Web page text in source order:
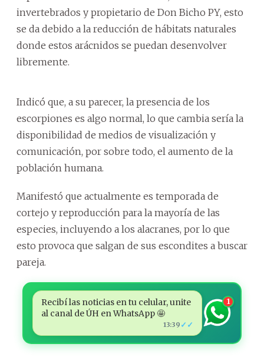
invertebrados y propietario de Don Bicho PY, esto
se da debido a la reducción de hábitats naturales
donde estos arácnidos se puedan desenvolver
libremente.
Indicó que, a su parecer, la presencia de los
escorpiones es algo normal, lo que cambia sería la
disponibilidad de medios de visualización y
comunicación, por sobre todo, el aumento de la
población humana.
Manifestó que actualmente es temporada de
cortejo y reproducción para la mayoría de las
especies, incluyendo a los alacranes, por lo que
esto provoca que salgan de sus escondites a buscar
pareja.
Recibí las noticias en tu celular, unite
al canal de ÚH en WhatsApp 🤩
13:39 ✓✓
1